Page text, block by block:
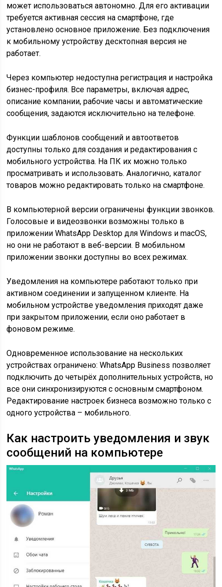
может использоваться автономно. Для его активации
требуется активная сессия на смартфоне, где
установлено основное приложение. Без подключения
к мобильному устройству десктопная версия не
работает.
Через компьютер недоступна регистрация и настройка
бизнес-профиля. Все параметры, включая адрес,
описание компании, рабочие часы и автоматические
сообщения, задаются исключительно на телефоне.
Функции шаблонов сообщений и автоответов
доступны только для создания и редактирования с
мобильного устройства. На ПК их можно только
просматривать и использовать. Аналогично, каталог
товаров можно редактировать только на смартфоне.
В компьютерной версии ограничены функции звонков.
Голосовые и видеозвонки возможны только в
приложении WhatsApp Desktop для Windows и macOS,
но они не работают в веб-версии. В мобильном
приложении звонки доступны во всех режимах.
Уведомления на компьютере работают только при
активном соединении и запущенном клиенте. На
мобильном устройстве уведомления приходят даже
при закрытом приложении, если оно работает в
фоновом режиме.
Одновременное использование на нескольких
устройствах ограничено: WhatsApp Business позволяет
подключить до четырёх дополнительных устройств, но
все они синхронизируются с основным смартфоном.
Редактирование настроек бизнеса возможно только с
одного устройства – мобильного.
Как настроить уведомления и звук
сообщений на компьютере